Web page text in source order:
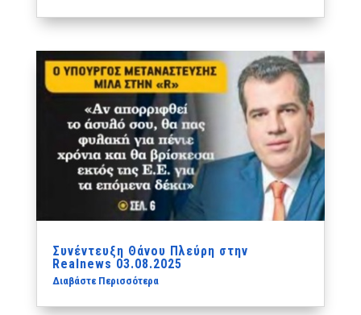
Συνέντευξη Θάνου Πλεύρη στην
Realnews 03.08.2025
Διαβάστε Περισσότερα